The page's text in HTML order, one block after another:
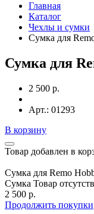
Главная
Каталог
Чехлы и сумки
Сумка для
Сумка для
2 500 р.
Арт.: 01293
В корзину
Товар добавлен в
Сумка для Remo
Сумка Товар
2 500 р.
Продолжить покупки